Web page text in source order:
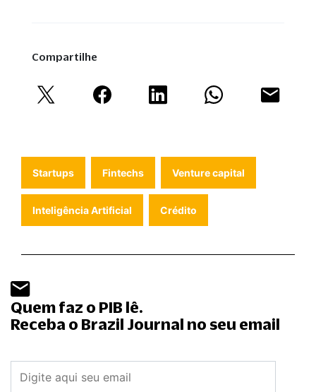
Compartilhe
Startups Fintechs Venture capital
Inteligência Artificial Crédito
Quem faz o PIB lê.
Receba o Brazil Journal no seu email